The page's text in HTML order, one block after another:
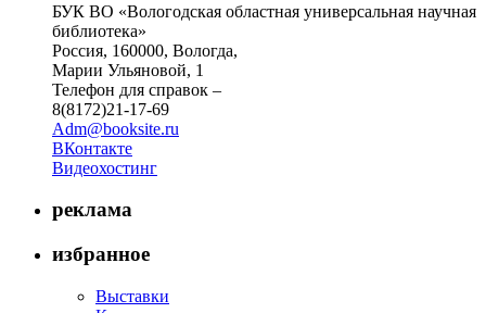
БУК ВО «Вологодская областная универсальная научная
библиотека»
Россия, 160000, Вологда,
Марии Ульяновой, 1
Телефон для справок –
8(8172)21-17-69
Adm@booksite.ru
ВКонтакте
Видеохостинг
реклама
избранное
Выставки